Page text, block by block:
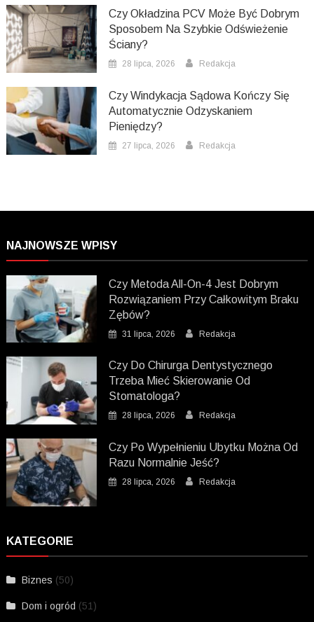
Czy Okładzina PCV Może Być Dobrym
Sposobem Na Szybkie Odświeżenie
Ściany?
28 lipca, 2026 Redakcja
Czy Windykacja Sądowa Kończy Się
Automatycznie Odzyskaniem
Pieniędzy?
27 lipca, 2026 Redakcja
NAJNOWSZE WPISY
Czy Metoda All-On-4 Jest Dobrym
Rozwiązaniem Przy Całkowitym Braku
Zębów?
31 lipca, 2026 Redakcja
Czy Do Chirurga Dentystycznego
Trzeba Mieć Skierowanie Od
Stomatologa?
28 lipca, 2026 Redakcja
Czy Po Wypełnieniu Ubytku Można Od
Razu Normalnie Jeść?
28 lipca, 2026 Redakcja
KATEGORIE
Biznes (50)
Dom i ogród (51)